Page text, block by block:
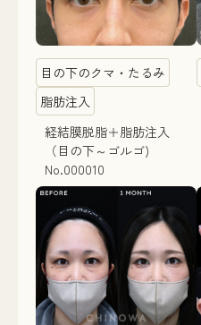
目の下のクマ・たるみ
脂肪注入
経結膜脱脂＋脂肪注入
（目の下～ゴルゴ)
No.000010